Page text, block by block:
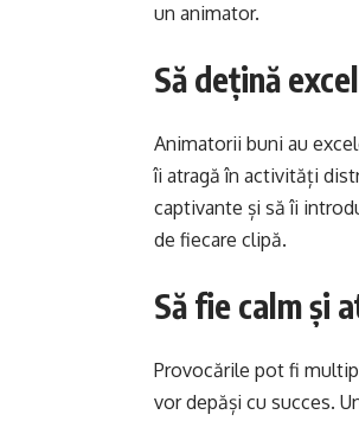
un animator.
Să dețină
Animatorii buni au
îi atragă în activități
captivante și să îi
de fiecare clipă.
Să fie calm și
Provocările pot fi
vor depăși cu succes.